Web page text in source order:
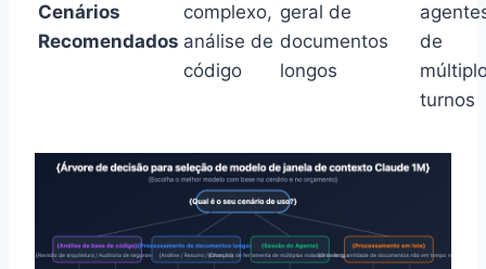
Cenários
Recomendados
complexo,
análise de
código
geral de
documentos
longos
de
turnos